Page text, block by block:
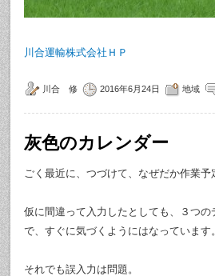
川合運輸株式会社ＨＰ
川合 修 2016年6月24日 地域
灰色のカレンダー
ごく最近に、つづけて、なぜだか作業
仮に間違って入力したとしても、３つ
で、すぐに気づくようにはなっています。
それでも誤入力は問題。